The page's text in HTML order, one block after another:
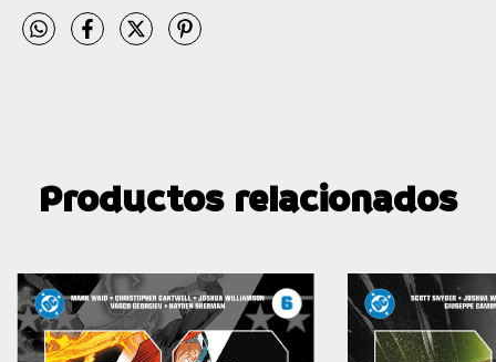
Productos relacionados